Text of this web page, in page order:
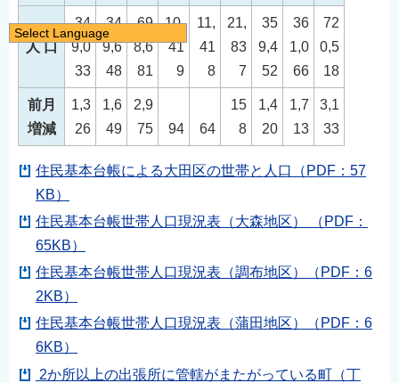
人 口
34
9,0
33
34
9,6
48
69
8,6
81
10,
41
9
11,
41
8
21,
83
7
35
9,4
52
36
1,0
66
72
0,5
18
前月
増減
1,3
26
1,6
49
2,9
75
94 64
15
8
1,4
20
1,7
13
3,1
33
住民基本台帳による大田区の世帯と人口（PDF：57
KB）
住民基本台帳世帯人口現況表（大森地区） （PDF：
65KB）
住民基本台帳世帯人口現況表（調布地区）（PDF：6
2KB）
住民基本台帳世帯人口現況表（蒲田地区）（PDF：6
6KB）
2か所以上の出張所に管轄がまたがっている町（丁
Select Language
日本語
English
简体中文
繁體中文
한국어
नेपाली
Filipino